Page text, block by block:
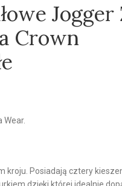
Jogger
Crown
Wear.
kroju. Posiadają cztery